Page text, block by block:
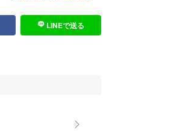
Degital #1TB
LINEで送る